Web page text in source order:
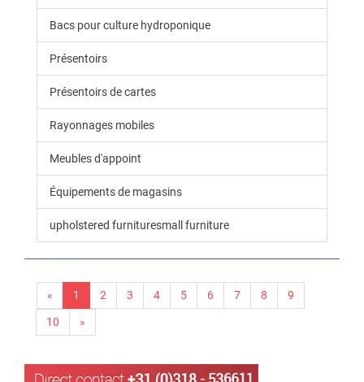
Bacs pour culture hydroponique
Présentoirs
Présentoirs de cartes
Rayonnages mobiles
Meubles d'appoint
Équipements de magasins
upholstered furnituresmall furniture
« 1 2 3 4 5 6 7 8 9
10 »